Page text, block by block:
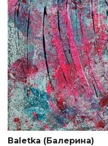
Baletka (Балерина)